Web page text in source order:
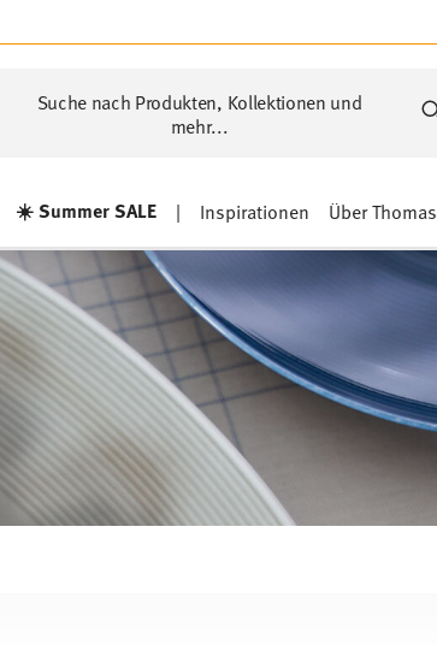
Suche nach Produkten, Kollektionen und
mehr...
☀️ Summer SALE | Inspirationen Über Thomas